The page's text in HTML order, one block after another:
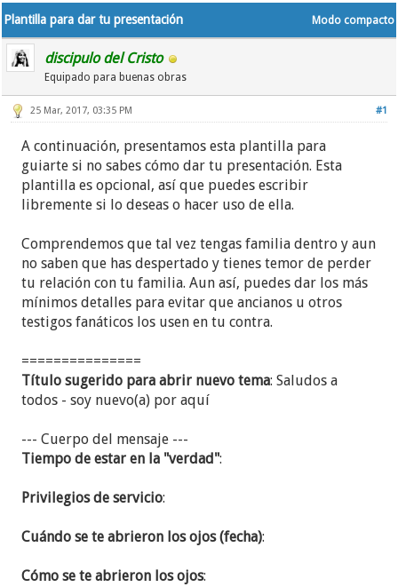
Modo compacto
Plantilla para dar tu presentación
discipulo del Cristo
Equipado para buenas obras
#1
25 Mar, 2017, 03:35 PM
A continuación, presentamos esta plantilla para
guiarte si no sabes cómo dar tu presentación. Esta
plantillaes opcional, así que puedes escribir
libremente si lo deseas o hacer uso de ella.
Comprendemos que tal vez tengas familia dentro y aun
no saben que has despertado y tienes temor de perder
tu relación con tu familia. Aun así, puedes dar los más
mínimos detalles para evitar que ancianos u otros
testigos fanáticos los usen en tu contra.
===============
Título sugerido para abrir nuevo tema: Saludos a
todos - soy nuevo(a) por aquí
--- Cuerpo del mensaje ---
Tiempo de estar en la "verdad":
Privilegios de servicio:
Cuándo se te abrieron los ojos (fecha):
Cómo se te abrieron los ojos: